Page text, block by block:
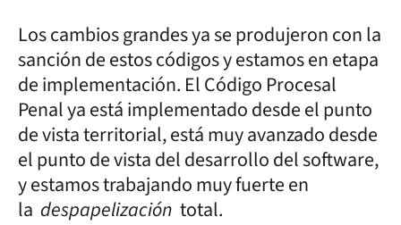
Los cambios grandes ya se produjeron con la
sanción de estos códigos y estamos en etapa
de implementación. El Código Procesal
Penal ya está implementado desde el punto
de vista territorial, está muy avanzado desde
el punto de vista del desarrollo del software,
y estamos trabajando muy fuerte en
la despapelización total.